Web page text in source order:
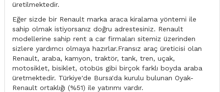
üretilmektedir.
Eğer sizde bir Renault marka araca kiralama yöntemi ile
sahip olmak istiyorsanız doğru adrestesiniz. Renault
modellerine sahip rent a car firmaları sitemiz üzerinden
sizlere yardımcı olmaya hazırlar.Fransız araç üreticisi olan
Renault, araba, kamyon, traktör, tank, tren, uçak,
motosiklet, bisiklet, otobüs gibi birçok farklı boyda araba
üretmektedir. Türkiye'de Bursa'da kurulu bulunan Oyak-
Renault ortaklığı (%51) ile yatırımı vardır.